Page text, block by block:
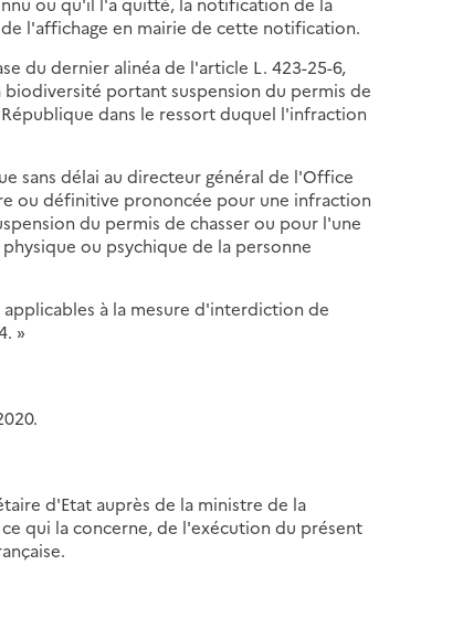
l'affichage en mairie de cette notification.
du dernier alinéa de l'article L. 423-25-6,
portant suspension du permis de
dans le ressort duquel l'infraction
sans délai au directeur général de l'Office
ou définitive prononcée pour une infraction
du permis de chasser ou pour l'une
ou psychique de la personne
applicables à la mesure d'interdiction de
»
d'Etat auprès de la ministre de la
qui la concerne, de l'exécution du présent